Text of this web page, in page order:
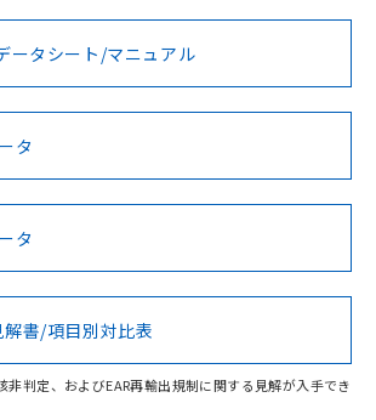
をご利用いただく前に、以下を必ずお読
条件
事項・凡例
Hg Cd Cr(VI)
O
DNV型式承認
（ノルウェー
BV型式承認
（フランス
KR型式
（韓国
No No No
この製品の規格認証/適合状況ページへ
証はこちらのページからご検索ください
ータシート/マニュアル
タ
タ
書/項目別対比表
非判定、およびEAR再輸出規制に関する見解が入手でき